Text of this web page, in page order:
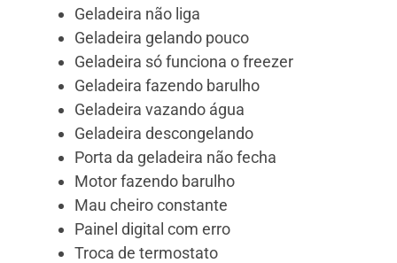
Geladeira não liga
Geladeira gelando pouco
Geladeira só funciona o freezer
Geladeira fazendo barulho
Geladeira vazando água
Geladeira descongelando
Porta da geladeira não fecha
Motor fazendo barulho
Mau cheiro constante
Painel digital com erro
Troca de termostato